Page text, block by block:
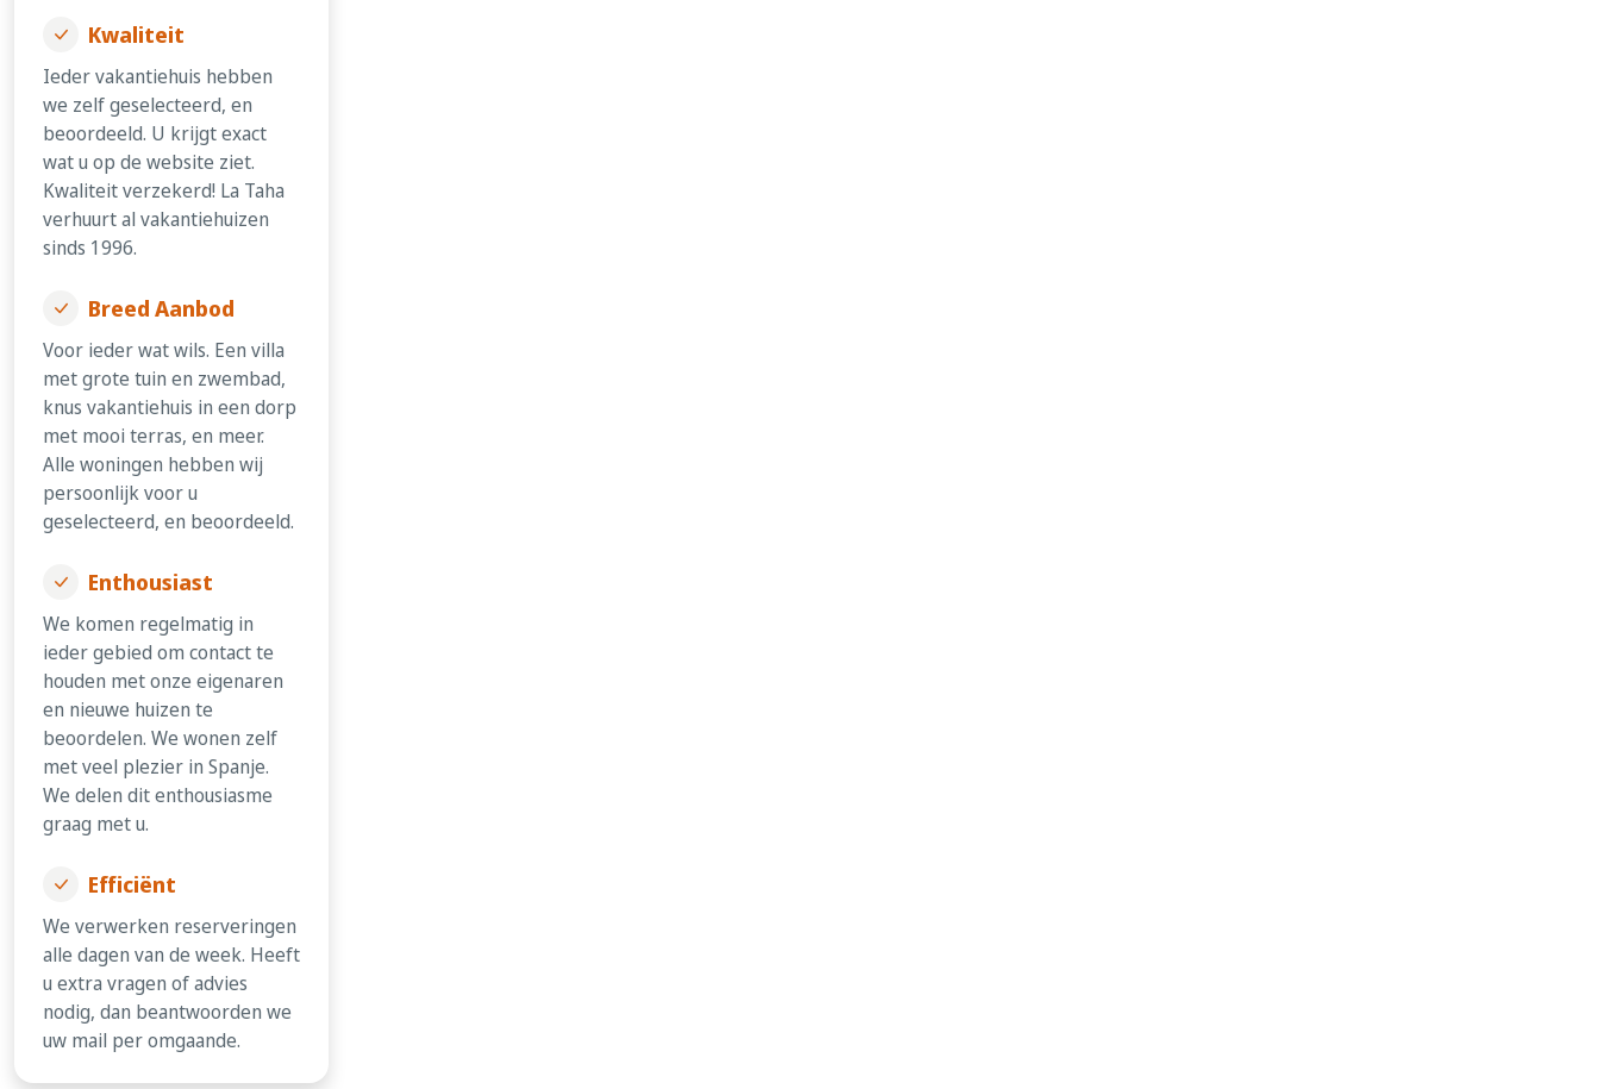
Kwaliteit
Ieder vakantiehuis hebben
we zelf geselecteerd, en
beoordeeld. U krijgt exact
wat u op de website ziet.
Kwaliteit verzekerd! La Taha
verhuurt al vakantiehuizen
sinds 1996.
Breed Aanbod
Voor ieder wat wils. Een villa
met grote tuin en zwembad,
knus vakantiehuis in een dorp
met mooi terras, en meer.
Alle woningen hebben wij
persoonlijk voor u
geselecteerd, en beoordeeld.
Enthousiast
We komen regelmatig in
ieder gebied om contact te
houden met onze eigenaren
en nieuwe huizen te
beoordelen. We wonen zelf
met veel plezier in Spanje.
We delen dit enthousiasme
graag met u.
Efficiënt
We verwerken reserveringen
alle dagen van de week. Heeft
u extra vragen of advies
nodig, dan beantwoorden we
uw mail per omgaande.